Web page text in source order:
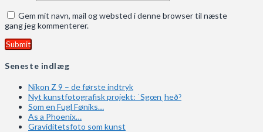
Gem mit navn, mail og websted i denne browser til næste
gang jeg kommenterer.
Seneste indlæg
Nikon Z 9 – de første indtryk
Nyt kunstfotografisk projekt: ˈSgœnˌheðˀ
Som en Fugl Føniks…
As a Phoenix…
Graviditetsfoto som kunst